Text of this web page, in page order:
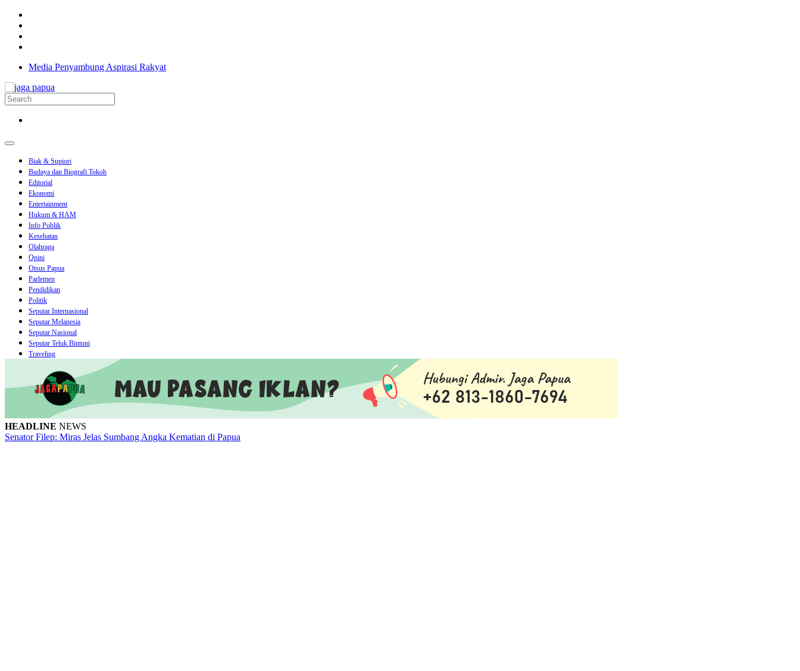
Media Penyambung Aspirasi Rakyat
Biak & Supiori
Budaya dan Biografi Tokoh
Editorial
Ekonomi
Entertainment
Hukum & HAM
Info Publik
Kesehatan
Olahraga
Opini
Otsus Papua
Parlemen
Pendidikan
Politik
Seputar Internasional
Seputar Melanesia
Seputar Nasional
Seputar Teluk Bintuni
Traveling
HEADLINE NEWS
Senator Filep: Miras Jelas Sumbang Angka Kematian di Papua